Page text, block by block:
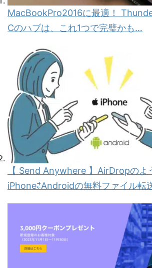
MacBookPro2016に最適！
Cのハブは、これ1つで完璧かも…
【 Send Anywhere 】AirDropのよ
iPhone⇄Androidの無料ファイル転